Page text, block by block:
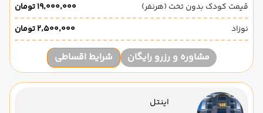
قیمت کودک بدون تخت (هرنفر)
۱۹٬۰۰۰٬۰۰۰ تومان
نوزاد
۲٬۵۰۰٬۰۰۰ تومان
مشاوره و رزرو رایگان شرایط اقساطی
اینتل